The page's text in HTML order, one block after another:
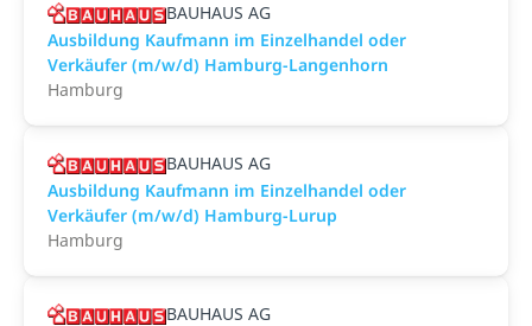
BAUHAUS AG
Ausbildung Kaufmann im Einzelhandel oder
Verkäufer (m/w/d) Hamburg-Langenhorn
Hamburg
BAUHAUS AG
Ausbildung Kaufmann im Einzelhandel oder
Verkäufer (m/w/d) Hamburg-Lurup
Hamburg
BAUHAUS AG